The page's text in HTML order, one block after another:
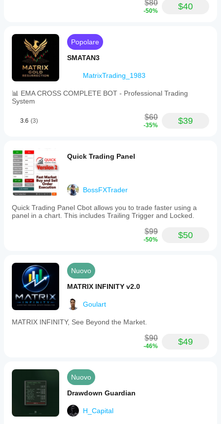
limit
toggle,
and
maximum
executions
per
day.
Profilo di trading
$80
-50% $40
Popolare
SMATAN3
MatrixTrading_1983
📊 EMA CROSS COMPLETE BOT - Professional Trading
System
3.6 (3) $60
-35% $39
Quick Trading Panel
BossFXTrader
Quick Trading Panel Cbot allows you to trade faster using a
panel in a chart. This includes Trailing Trigger and Locked.
$99
-50% $50
Nuovo
MATRIX INFINITY v2.0
Goulart
MATRIX INFINITY, See Beyond the Market.
$90
-46% $49
Nuovo
Drawdown Guardian
H_Capital